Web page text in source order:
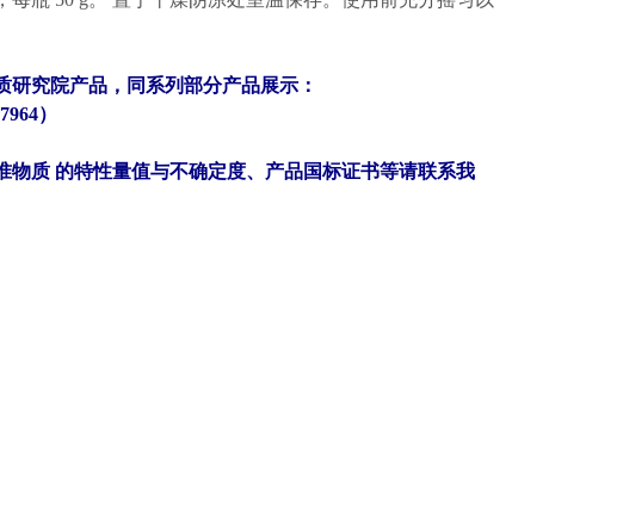
究院产品，同系列部分产品展示：
）
质 的特性量值与不确定度、产品国标证书等请联系我